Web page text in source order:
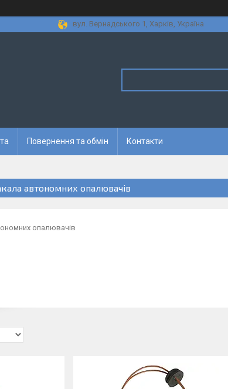
вул. Вернадського 1, Харків, Україна
Повернення та обмін Контакти
автономних опалювачів
опалювачів